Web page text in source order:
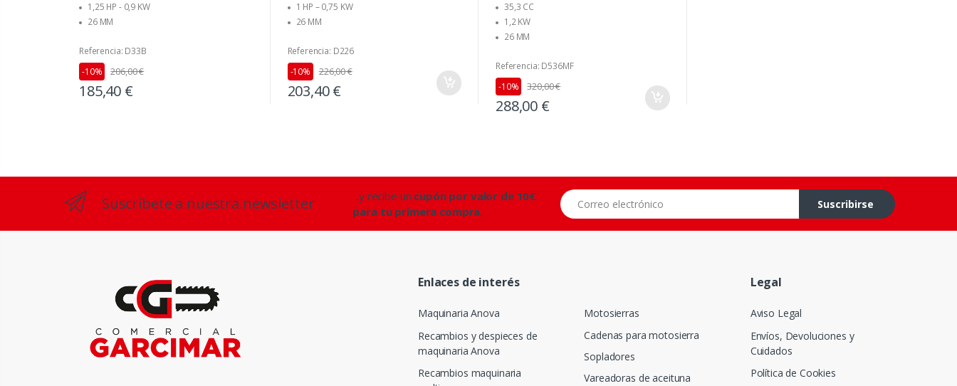
1,25 HP - 0,9 KW
26 MM
Referencia: D33B
185,40 €
-10% 206,00 €
1 HP – 0,75 KW
26 MM
Referencia: D226
203,40 €
-10% 226,00 €
35,3 CC
1,2 KW
26 MM
Referencia: D536MF
288,00 €
-10% 320,00 €
Suscríbete a nuestra newsletter ...y recibe un cupón por valor de 10€
para tu primera compra.
Correo electrónico
Suscribirse
Enlaces de interés
Maquinaria Anova
Recambios y despieces de
maquinaria Anova
Recambios maquinaria
Motosierras
Cadenas para motosierra
Sopladores
Vareadoras de aceituna
Legal
Aviso Legal
Envíos, Devoluciones y
Cuidados
Política de Cookies